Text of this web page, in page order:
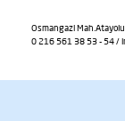
Osmangazi
0 216 561 38 53 - 54 /